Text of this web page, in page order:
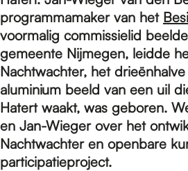
a
g
e
programmamaker van het
voormalig commissielid
gemeente Nijmegen, leidde
Nachtwachter, het
aluminium beeld van een uil
Hatert waakt, was geboren.
en Jan-Wieger over het
Nachtwachter en openbare
participatieproject.